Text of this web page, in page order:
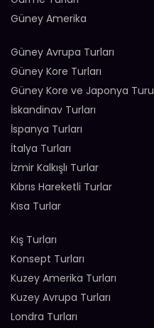
Güney Amerika
Güney Avrupa Turları
Güney Kore Turları
Güney Kore ve Japonya Turu
İskandinav Turları
İspanya Turları
İtalya Turları
İzmir Kalkışlı Turlar
Kıbrıs Hareketli Turlar
Kısa Turlar
Kış Turları
Konsept Turları
Kuzey Amerika Turları
Kuzey Avrupa Turları
Londra Turları